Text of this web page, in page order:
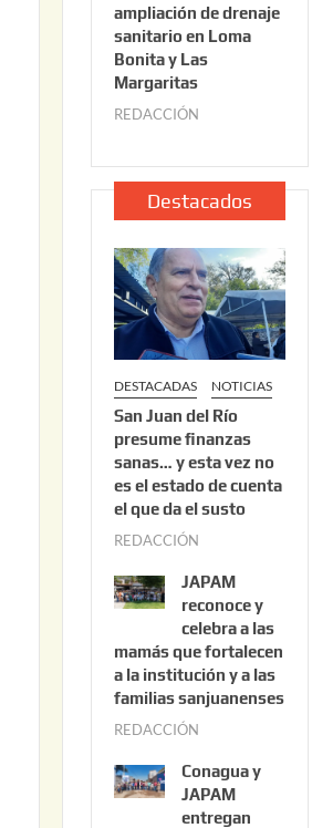
o
2
2
2
6
ampliación de drenaje
sanitario en Loma
Bonita y Las
Margaritas
REDACCIÓN
l
i
o
2
2
,
2
0
2
6
Destacados
DESTACADAS NOTICIAS
San Juan del Río
presume finanzas
sanas… y esta vez no
es el estado de cuenta
el que da el susto
REDACCIÓN
s
t
o
3
0
2
JAPAM
reconoce y
celebra a las
mamás que fortalecen
a la institución y a las
familias sanjuanenses
REDACCIÓN
n
i
Conagua y
JAPAM
entregan